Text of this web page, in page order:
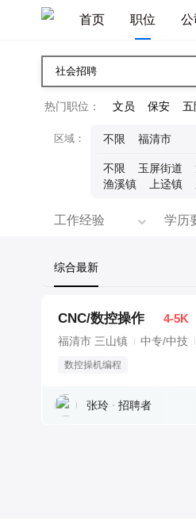
首页 职位 公司
热门职位： 文员 保安 五
区域： 不限 福清市
不限 玉屏街道
渔溪镇
上迳镇
工作经验 学历
综合
CNC/数控操作 4-5K
福清市 三山镇 中专/中技
数控操机编程
张玲 招聘者